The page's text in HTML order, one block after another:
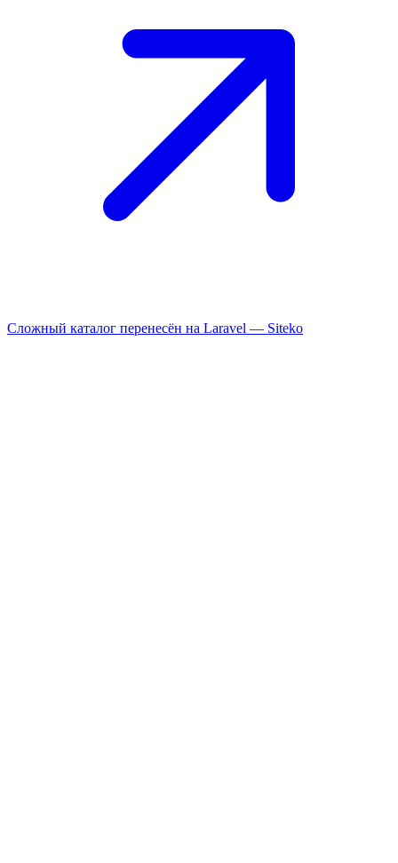
Сложный каталог перенесён на Laravel — Siteko